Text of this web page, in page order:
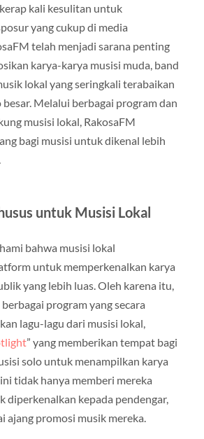
kali kesulitan untuk
yang cukup di media
telah menjadi sarana penting
karya-karya musisi muda, band
lokal yang seringkali terabaikan
Melalui berbagai program dan
musisi lokal, RakosaFM
bagi musisi untuk dikenal lebih
untuk Musisi Lokal
bahwa musisi lokal
untuk memperkenalkan karya
yang lebih luas. Oleh karena itu,
program yang secara
lagu-lagu dari musisi lokal,
” yang memberikan tempat bagi
solo untuk menampilkan karya
tidak hanya memberi mereka
diperkenalkan kepada pendengar,
ajang promosi musik mereka.